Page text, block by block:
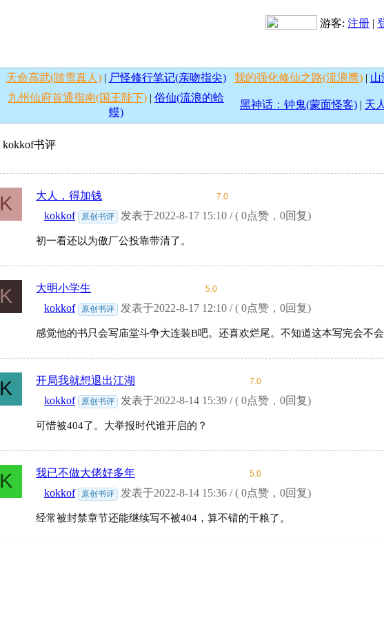
游客: 注册 |
天命高武(踏雪真人)| 尸怪修行笔记(亲吻指尖) 我的强化修仙之路(流浪鹰) | 山
九州仙府首通指南(国王陛下) | 俗仙(流浪的蛤
蟆)
黑神话：钟鬼(蒙面怪客) | 天
kokkof书评
K 大人，得加钱 7.0
kokkof 原创书评 发表于2022-8-17 15:10 / ( 0点赞，0回复)
初一看还以为傲厂公投靠带清了。
K 大明小学生 5.0
kokkof 原创书评 发表于2022-8-17 12:10 / ( 0点赞，0回复)
感觉他的书只会写庙堂斗争大连装B吧。还喜欢烂尾。不知道这本写完会不
K 开局我就想退出江湖 7.0
kokkof 原创书评 发表于2022-8-14 15:39 / ( 0点赞，0回复)
可惜被404了。大举报时代谁开启的？
K 我已不做大佬好多年 5.0
kokkof 原创书评 发表于2022-8-14 15:36 / ( 0点赞，0回复)
经常被封禁章节还能继续写不被404，算不错的干粮了。